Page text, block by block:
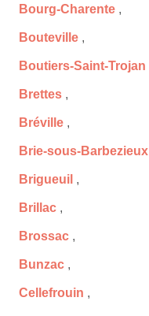
Bourg-Charente ,
Bouteville ,
Boutiers-Saint-Trojan
Brettes ,
Bréville ,
Brie-sous-Barbezieux
Brigueuil ,
Brillac ,
Brossac ,
Bunzac ,
Cellefrouin ,